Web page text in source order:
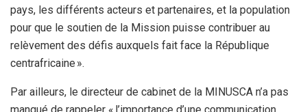
pays, les différents acteurs et partenaires, et la population
pour que le soutien de la Mission puisse contribuer au
relèvement des défis auxquels fait face la République
centrafricaine ».
Par ailleurs, le directeur de cabinet de la MINUSCA n’a pas